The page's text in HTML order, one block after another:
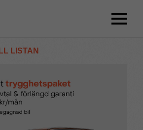
LISTAN